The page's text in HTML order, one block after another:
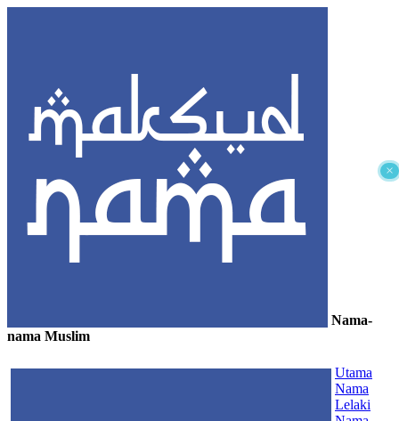
×
Nama-
nama Muslim
Utama
Nama
Lelaki